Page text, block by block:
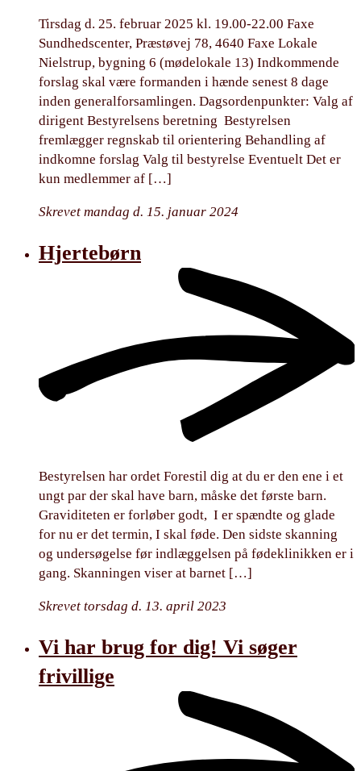
Tirsdag d. 25. februar 2025 kl. 19.00-22.00 Faxe
Sundhedscenter, Præstøvej 78, 4640 Faxe Lokale
Nielstrup, bygning 6 (mødelokale 13) Indkommende
forslag skal være formanden i hænde senest 8 dage
inden generalforsamlingen. Dagsordenpunkter: Valg af
dirigent Bestyrelsens beretning Bestyrelsen
fremlægger regnskab til orientering Behandling af
indkomne forslag Valg til bestyrelse Eventuelt Det er
kun medlemmer af […]
Skrevet mandag d. 15. januar 2024
Hjertebørn
Bestyrelsen har ordet Forestil dig at du er den ene i et
ungt par der skal have barn, måske det første barn.
Graviditeten er forløber godt, I er spændte og glade
for nu er det termin, I skal føde. Den sidste skanning
og undersøgelse før indlæggelsen på fødeklinikken er i
gang. Skanningen viser at barnet […]
Skrevet torsdag d. 13. april 2023
Vi har brug for dig! Vi søger
frivillige